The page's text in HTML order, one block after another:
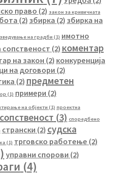
право (2) закон за кривичната
(2) збирка (2) збирка на
на градби (1) имотно
сопственост (2) коментар
на закон (2) конкуренција
на договори (2)
(2) предметен
(1) примери (2)
на објекти (1) проектна
сопственост (3) споредбено
странски (2) судска
(1) трговско работење (2)
управни спорови (2)
(4)